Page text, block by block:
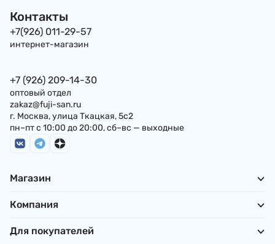
Контакты
+7(926) 011-29-57
интернет-магазин
+7 (926) 209-14-30
оптовый отдел
zakaz@fuji-san.ru
г. Москва, улица Ткацкая, 5с2
пн–пт с 10:00 до 20:00, сб–вс — выходные
Магазин
Компания
Для покупателей